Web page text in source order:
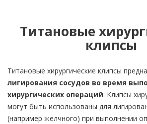
Титановые
клипсы
Титановые хирургические клипсы
лигирования сосудов во время
хирургических операций. Клипсы
могут быть использованы для
(например желчного) при выполнении